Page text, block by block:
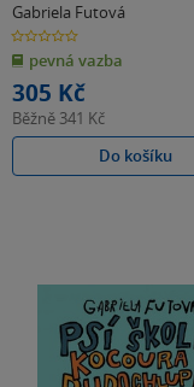
Gabriela Futová
0.0
z
5
hvězdiček
pevná vazba
305 Kč
Běžně 341 Kč
Do košíku